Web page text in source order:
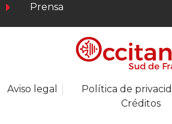
Prensa
Aviso legal Política de
Créditos